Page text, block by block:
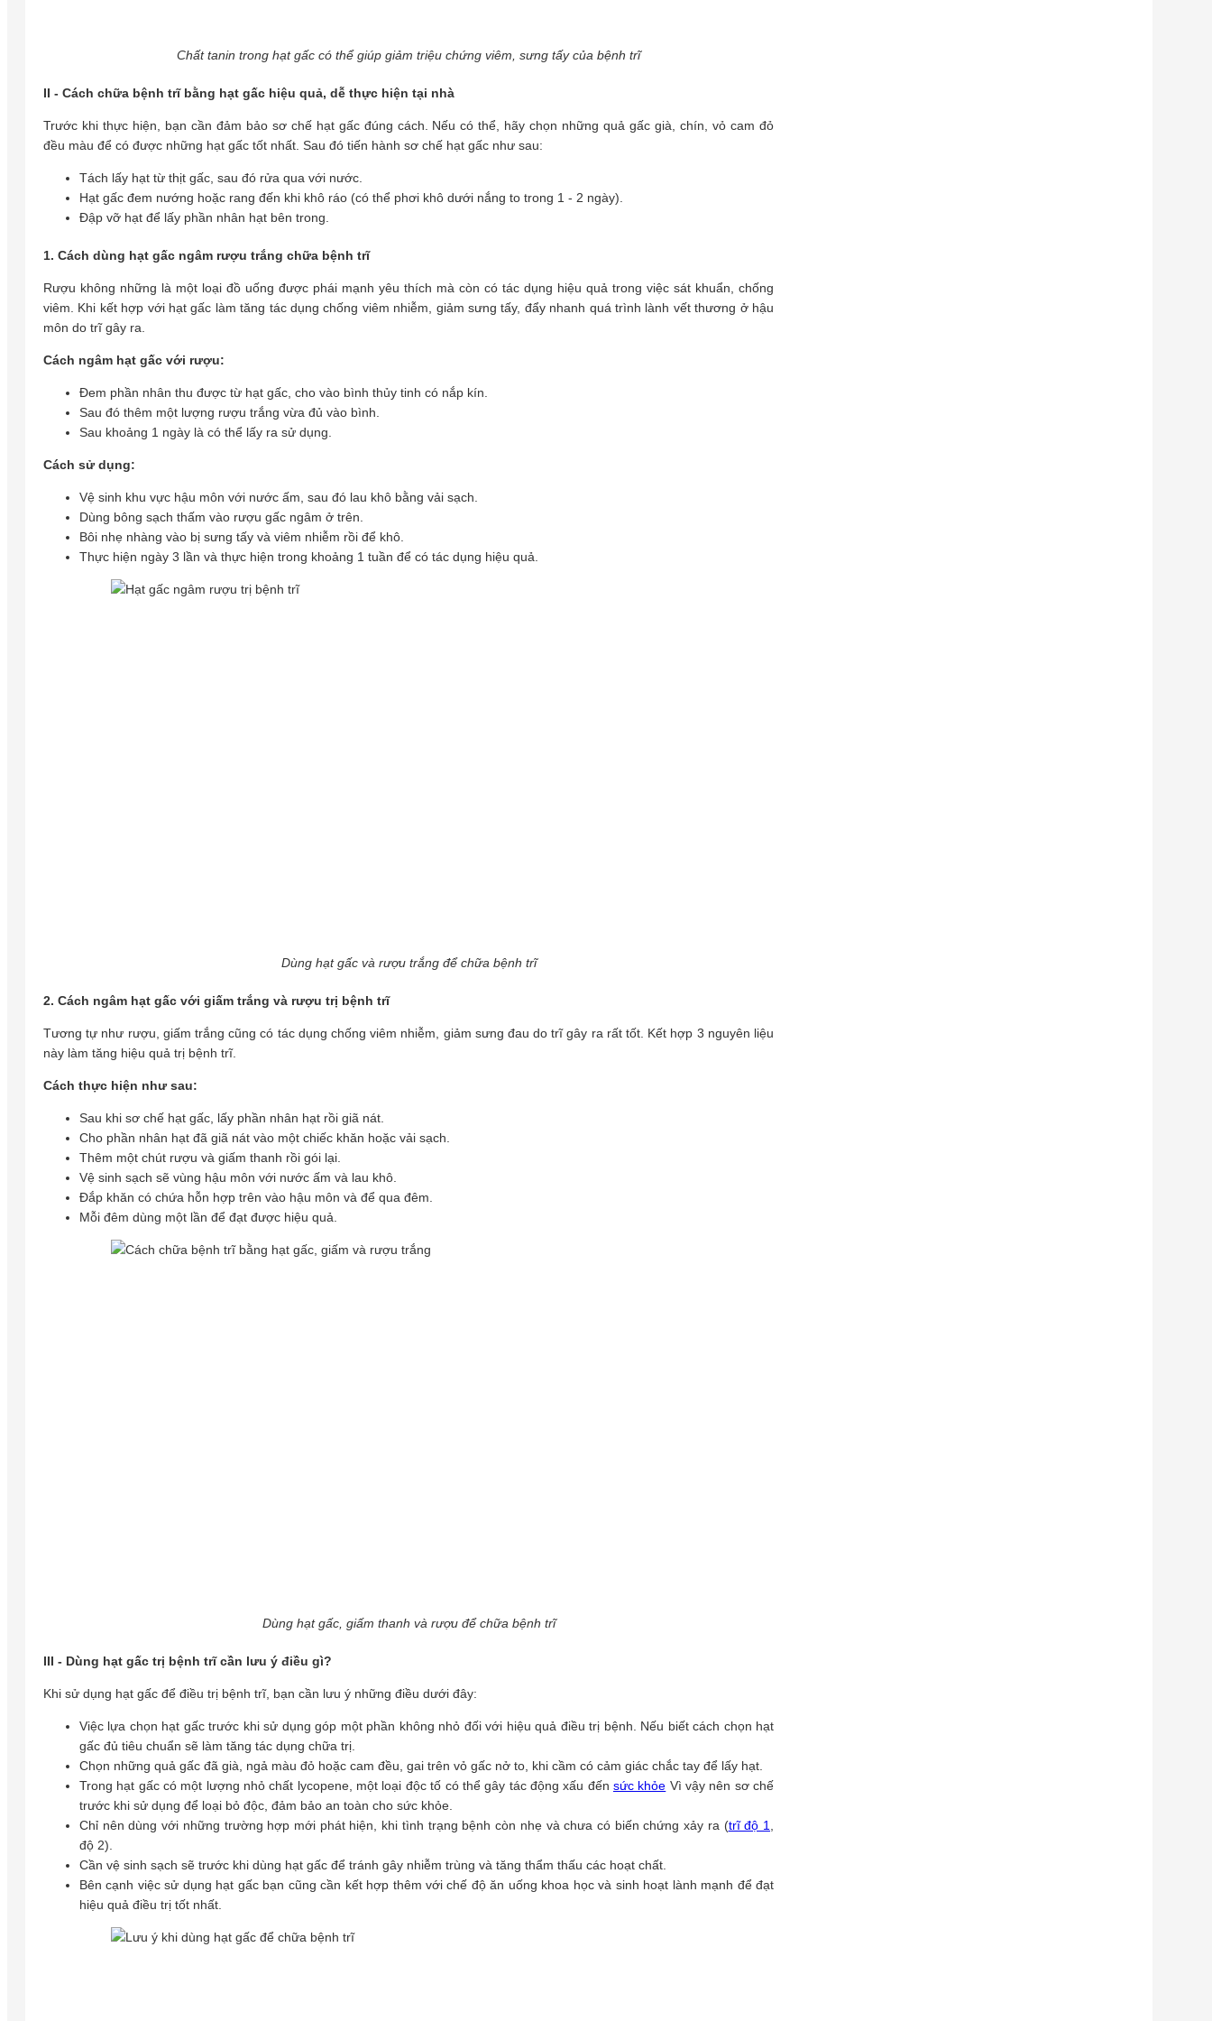
Chất tanin trong hạt gấc có thể giúp giảm triệu chứng viêm, sưng tấy của bệnh trĩ
II - Cách chữa bệnh trĩ bằng hạt gấc hiệu quả, dễ thực hiện tại nhà
Trước khi thực hiện, bạn cần đảm bảo sơ chế hạt gấc đúng cách. Nếu có thể, hãy chọn những quả gấc già, chín, vỏ cam đỏ
đều màu để có được những hạt gấc tốt nhất. Sau đó tiến hành sơ chế hạt gấc như sau:
Tách lấy hạt từ thịt gấc, sau đó rửa qua với nước.
Hạt gấc đem nướng hoặc rang đến khi khô ráo (có thể phơi khô dưới nắng to trong 1 - 2 ngày).
Đập vỡ hạt để lấy phần nhân hạt bên trong.
1. Cách dùng hạt gấc ngâm rượu trắng chữa bệnh trĩ
Rượu không những là một loại đồ uống được phái mạnh yêu thích mà còn có tác dụng hiệu quả trong việc sát khuẩn, chống
viêm. Khi kết hợp với hạt gấc làm tăng tác dụng chống viêm nhiễm, giảm sưng tấy, đẩy nhanh quá trình lành vết thương ở hậu
môn do trĩ gây ra.
Cách ngâm hạt gấc với rượu:
Đem phần nhân thu được từ hạt gấc, cho vào bình thủy tinh có nắp kín.
Sau đó thêm một lượng rượu trắng vừa đủ vào bình.
Sau khoảng 1 ngày là có thể lấy ra sử dụng.
Cách sử dụng:
Vệ sinh khu vực hậu môn với nước ấm, sau đó lau khô bằng vải sạch.
Dùng bông sạch thấm vào rượu gấc ngâm ở trên.
Bôi nhẹ nhàng vào bị sưng tấy và viêm nhiễm rồi để khô.
Thực hiện ngày 3 lần và thực hiện trong khoảng 1 tuần để có tác dụng hiệu quả.
Dùng hạt gấc và rượu trắng để chữa bệnh trĩ
2. Cách ngâm hạt gấc với giấm trắng và rượu trị bệnh trĩ
Tương tự như rượu, giấm trắng cũng có tác dụng chống viêm nhiễm, giảm sưng đau do trĩ gây ra rất tốt. Kết hợp 3 nguyên liệu
này làm tăng hiệu quả trị bệnh trĩ.
Cách thực hiện như sau:
Sau khi sơ chế hạt gấc, lấy phần nhân hạt rồi giã nát.
Cho phần nhân hạt đã giã nát vào một chiếc khăn hoặc vải sạch.
Thêm một chút rượu và giấm thanh rồi gói lại.
Vệ sinh sạch sẽ vùng hậu môn với nước ấm và lau khô.
Đắp khăn có chứa hỗn hợp trên vào hậu môn và để qua đêm.
Mỗi đêm dùng một lần để đạt được hiệu quả.
Dùng hạt gấc, giấm thanh và rượu để chữa bệnh trĩ
III - Dùng hạt gấc trị bệnh trĩ cần lưu ý điều gì?
Khi sử dụng hạt gấc để điều trị bệnh trĩ, bạn cần lưu ý những điều dưới đây:
Việc lựa chọn hạt gấc trước khi sử dụng góp một phần không nhỏ đối với hiệu quả điều trị bệnh. Nếu biết cách chọn hạt
gấc đủ tiêu chuẩn sẽ làm tăng tác dụng chữa trị.
Chọn những quả gấc đã già, ngả màu đỏ hoặc cam đều, gai trên vỏ gấc nở to, khi cầm có cảm giác chắc tay để lấy hạt.
Trong hạt gấc có một lượng nhỏ chất lycopene, một loại độc tố có thể gây tác động xấu đến sức khỏe Vì vậy nên sơ chế
trước khi sử dụng để loại bỏ độc, đảm bảo an toàn cho sức khỏe.
Chỉ nên dùng với những trường hợp mới phát hiện, khi tình trạng bệnh còn nhẹ và chưa có biến chứng xảy ra (trĩ độ 1,
độ 2).
Cần vệ sinh sạch sẽ trước khi dùng hạt gấc để tránh gây nhiễm trùng và tăng thẩm thấu các hoạt chất.
Bên cạnh việc sử dụng hạt gấc bạn cũng cần kết hợp thêm với chế độ ăn uống khoa học và sinh hoạt lành mạnh để đạt
hiệu quả điều trị tốt nhất.